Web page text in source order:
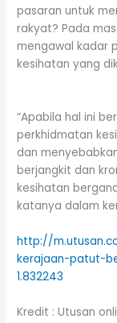
pasaran untuk
rakyat? Pada
mengawal kadar
kesihatan yang
“Apabila hal ini
perkhidmatan
dan
berjangkit dan
kesihatan
katanya dalam
http://
kerajaan-patut-
1.832243
Kredit : Utusan